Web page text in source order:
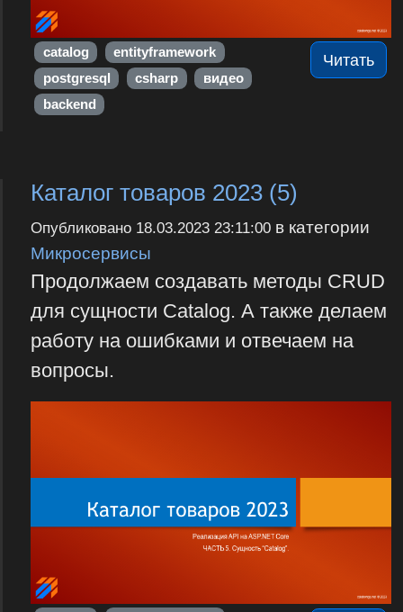
Читать
catalog
entityframework
postgresql
csharp
видео
backend
Каталог товаров 2023 (5)
Опубликовано 18.03.2023 23:11:00в категории
Микросервисы
Продолжаем создавать методы CRUD
для сущности Catalog. А также делаем
работу на ошибками и отвечаем на
вопросы.